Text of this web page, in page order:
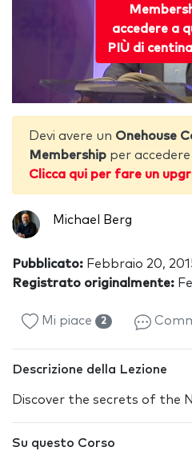
accedere a
PIÙ di
Devi avere un Onehouse
Membership per
Clicca qui per fare un
Michael Berg
Pubblicato: Febbraio 20,
Registrato originalmente:
Mi piace 2
Descrizione della Lezione
Discover the secrets of the
Su questo Corso